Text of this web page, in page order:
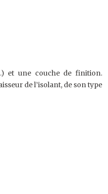
et une couche de finition.
de l’isolant, de son type